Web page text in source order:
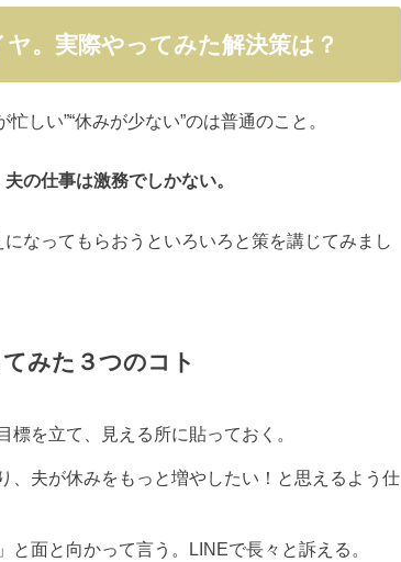
。実際やってみた解決策は？
しい”“休みが少ない”のは普通のこと。
夫の仕事は激務でしかない。
なってもらおうといろいろと策を講じてみまし
みた３つのコト
を立て、見える所に貼っておく。
、夫が休みをもっと増やしたい！と思えるよう仕
面と向かって言う。LINEで長々と訴える。